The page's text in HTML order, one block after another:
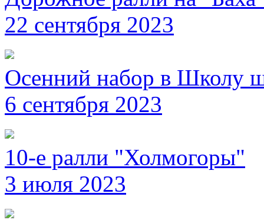
22 сентября 2023
Осенний набор в Школу
6 сентября 2023
10-е ралли "Холмогоры"
3 июля 2023